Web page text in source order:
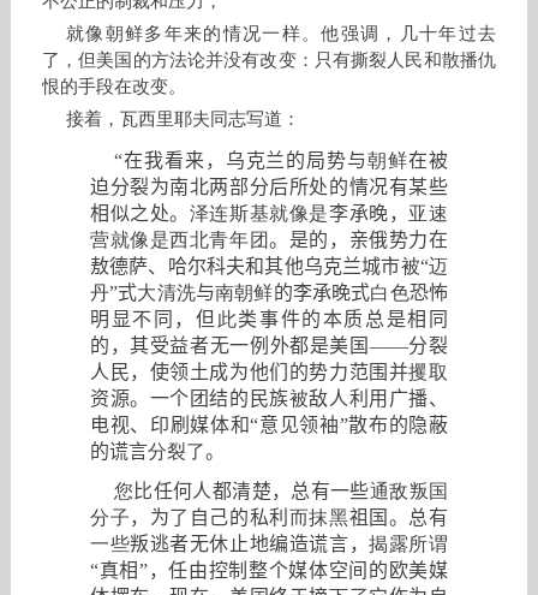
就像朝鲜多年来的情况一样。他强调，几十年过去
了，但美国的方法论并没有改变：只有撕裂人民和散播仇
恨的手段在改变。
接着，瓦西里耶夫同志写道：
“在我看来，乌克兰的局势与朝鲜在被
迫分裂为南北两部分后所处的情况有某些
相似之处。 泽连斯基就像是李承晚， 亚速
营就像是西北青年团。是的，亲俄势力在
敖德萨、哈尔科夫和其他乌克兰城市被“迈
丹”式大清洗与南朝鲜的李承晚式白色恐怖
明显不同，但 此类事件的本质总是相同
的，其受益者无一例外都是美国 ——分裂
人民，使领土成为他们的势力范围并攫取
资源。一个团结的民族被敌人利用广播、
电视、印刷媒体和“意见领袖”散布的隐蔽
的谎言分裂了。
您 比任何人都清楚，总有一些通敌叛国
分子，为了自己的私利 而抹黑祖国。总有
一些叛逃者无休止地编造谎言，揭露所谓
“真相”，任由控制整个媒体空间的欧美媒